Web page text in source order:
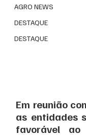
AGRO NEWS
DESTAQUE
DESTAQUE
Em reunião
as entidades
favorável